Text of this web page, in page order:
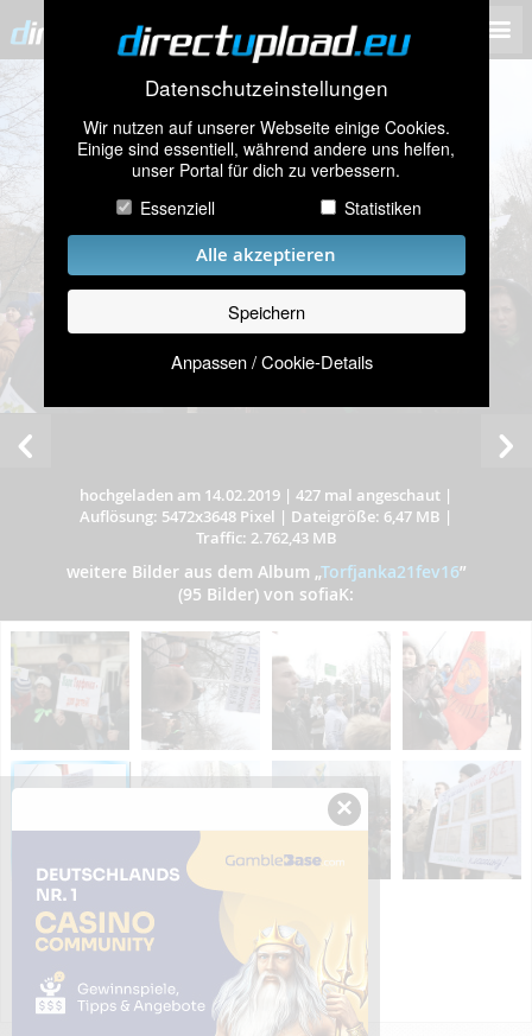
Datenschutzeinstellungen
Wir nutzen auf unserer Webseite einige Cookies.
Einige sind essentiell, während andere uns helfen,
unser Portal für dich zu verbessern.
Essenziell
Statistiken
Alle akzeptieren
Speichern
Anpassen / Cookie-Details
hochgeladen am 14.02.2019 | 427 mal angeschaut |
Auflösung: 5472x3648 Pixel | Dateigröße: 6,47 MB |
Traffic: 2.762,43 MB
weitere Bilder aus dem Album „Torfjanka21fev16”
(95 Bilder) von sofiaK:
×